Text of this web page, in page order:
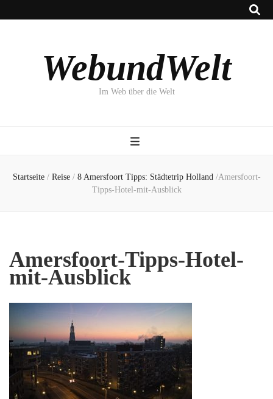
WebundWelt
Im Web über die Welt
Startseite / Reise / 8 Amersfoort Tipps: Städtetrip Holland /Amersfoort-
Tipps-Hotel-mit-Ausblick
Amersfoort-Tipps-Hotel-
mit-Ausblick